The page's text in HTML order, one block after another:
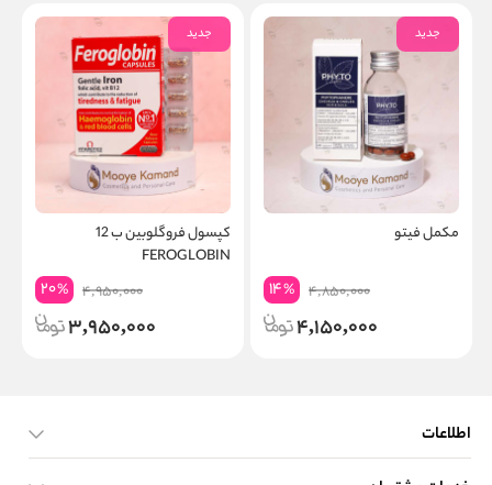
جدید
مکمل فیتو
4,850,000
14%
4,150,000
جدید
کپسول فروگلوبین ب 12
FEROGLOBIN
4,950,000
20%
3,950,000
اطلاعات